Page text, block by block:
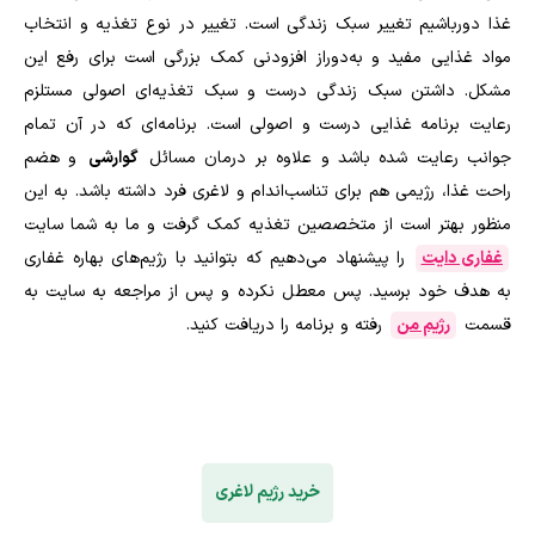
غذا دورباشیم تغییر سبک زندگی است. تغییر در نوع تغذیه و انتخاب
مواد غذایی مفید و به‌دوراز افزودنی کمک بزرگی است برای رفع این
مشکل. داشتن سبک زندگی درست و سبک تغذیه‌ای اصولی مستلزم
رعایت برنامه غذایی درست و اصولی است. برنامه‌ای که در آن تمام
جوانب رعایت شده باشد و علاوه بر درمان مسائل گوارشی و هضم
راحت غذا، رژیمی هم برای تناسب‌اندام و لاغری فرد داشته باشد. به این
منظور بهتر است از متخصصین تغذیه کمک گرفت و ما به شما سایت
غفاری دایت
را پیشنهاد می‌دهیم که بتوانید با رژیم‌های بهاره غفاری
به هدف خود برسید. پس معطل نکرده و پس از مراجعه به سایت به
قسمت
رژیم من رفته و برنامه را دریافت کنید.
خرید رژیم لاغری